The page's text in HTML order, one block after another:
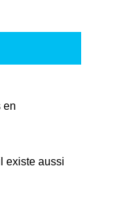
en
existe aussi